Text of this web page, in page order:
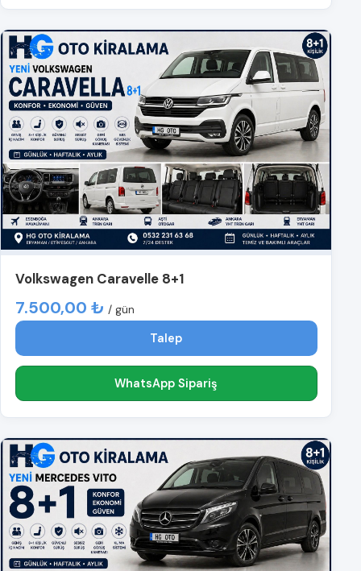
Volkswagen Caravelle 8+1
7.500,00 ₺ / gün
Talep
WhatsApp Sipariş